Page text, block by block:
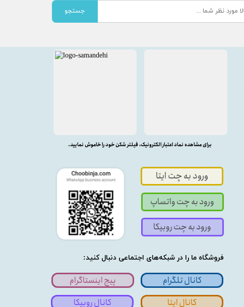
فروشگاه ما را در شبکه‌های اجتماعی دنبال کنید:
ورود به چت ایتا
ورود به چت واتساپ
برای مشاهده نماد اعتبار الکترونیک، فیلتر شکن خود را خاموش نمایید.
پیج اینستاگرام کانال تلگرام
کانال ایتا کانال روبیکا
ورود به چت روبیکا
جستجو